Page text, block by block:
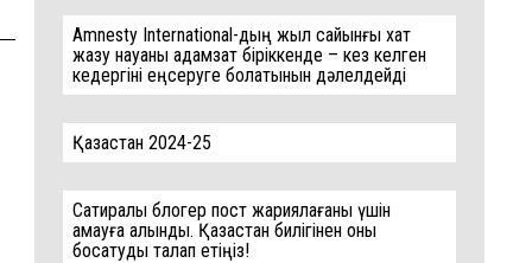
Amnesty International-дың жыл сайынғы хат
жазу науқаны адамзат біріккенде – кез келген
кедергіні еңсеруге болатынын дәлелдейді
Қазақстан 2024-25
Cатиралық блогер пост жариялағаны үшін
қамауға алынды. Қазақстан билігінен оны
босатуды талап етіңіз!